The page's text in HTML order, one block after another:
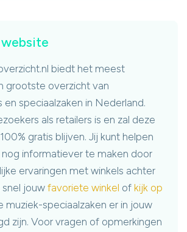
biedt het meest
grootste overzicht van
en speciaalzaken in Nederland.
als retailers is en zal deze
gratis blijven. Jij kunt helpen
informatiever te maken door
ervaringen met winkels achter
jouw favoriete winkel of kijk op
muziek-speciaalzaken er in jouw
zijn. Voor vragen of opmerkingen